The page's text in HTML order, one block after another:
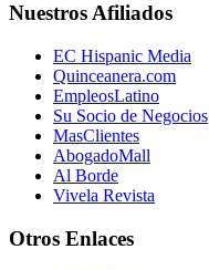
Nuestros Afiliados
EC Hispanic Media
Quinceanera.com
EmpleosLatino
Su Socio de Negocios
MasClientes
AbogadoMall
Al Borde
Vivela Revista
Otros Enlaces